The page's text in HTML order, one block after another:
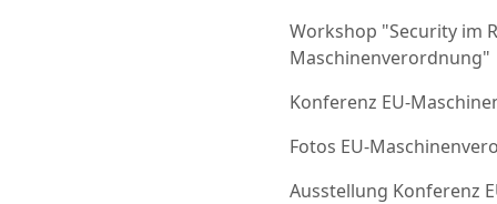
Workshop "Security im
Maschinenverordnung"
Konferenz EU-
Fotos EU-
Ausstellung Konferenz